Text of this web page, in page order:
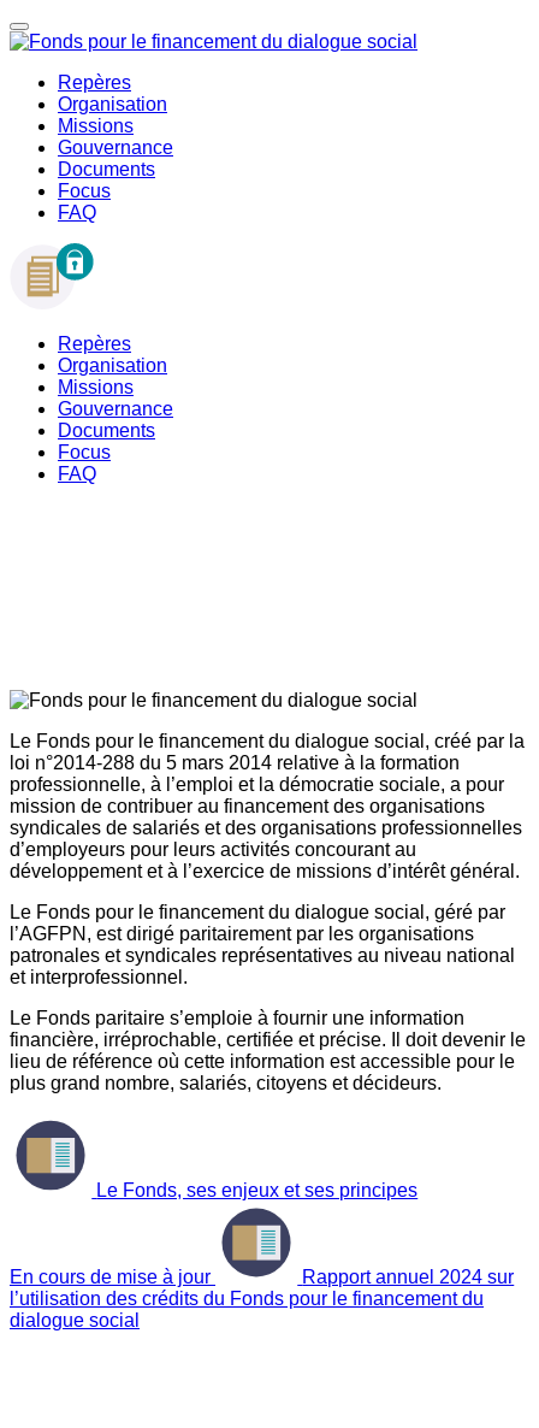
Repères
Organisation
Missions
Gouvernance
Documents
Focus
FAQ
Repères
Organisation
Missions
Gouvernance
Documents
Focus
FAQ
Le Fonds pour le financement du dialogue social, créé par la
loi n°2014-288 du 5 mars 2014 relative à la formation
professionnelle, à l’emploi et la démocratie sociale, a pour
mission de contribuer au financement des organisations
syndicales de salariés et des organisations professionnelles
d’employeurs pour leurs activités concourant au
développement et à l’exercice de missions d’intérêt général.
Le Fonds pour le financement du dialogue social, géré par
l’AGFPN, est dirigé paritairement par les organisations
patronales et syndicales représentatives au niveau national
et interprofessionnel.
Le Fonds paritaire s’emploie à fournir une information
financière, irréprochable, certifiée et précise. Il doit devenir le
lieu de référence où cette information est accessible pour le
plus grand nombre, salariés, citoyens et décideurs.
Le Fonds, ses enjeux et ses principes
En cours de mise à jour
Rapport annuel 2024 sur
l’utilisation des crédits du Fonds pour le financement du
dialogue social